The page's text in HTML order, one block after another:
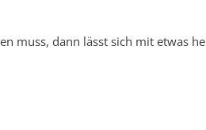
muss, dann lässt sich mit etwas